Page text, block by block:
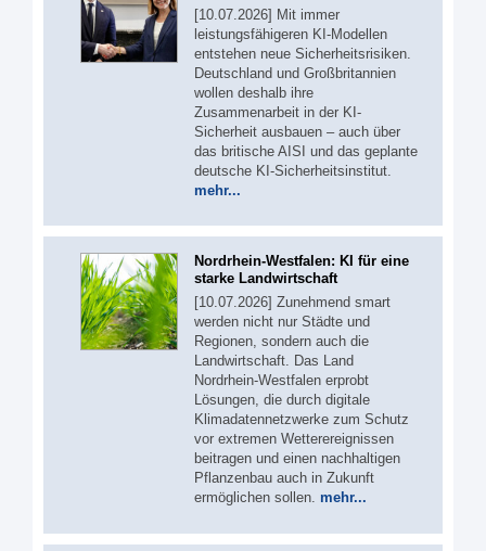
[10.07.2026] Mit immer
leistungsfähigeren KI-Modellen
entstehen neue Sicherheitsrisiken.
Deutschland und Großbritannien
wollen deshalb ihre
Zusammenarbeit in der KI-
Sicherheit ausbauen – auch über
das britische AISI und das geplante
deutsche KI-Sicherheitsinstitut.
mehr...
Nordrhein-Westfalen: KI für eine
starke Landwirtschaft
[10.07.2026] Zunehmend smart
werden nicht nur Städte und
Regionen, sondern auch die
Landwirtschaft. Das Land
Nordrhein-Westfalen erprobt
Lösungen, die durch digitale
Klimadatennetzwerke zum Schutz
vor extremen Wetterereignissen
beitragen und einen nachhaltigen
Pflanzenbau auch in Zukunft
ermöglichen sollen. mehr...